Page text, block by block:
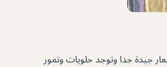
جيدة جدا وتوجد حلويات وتمور